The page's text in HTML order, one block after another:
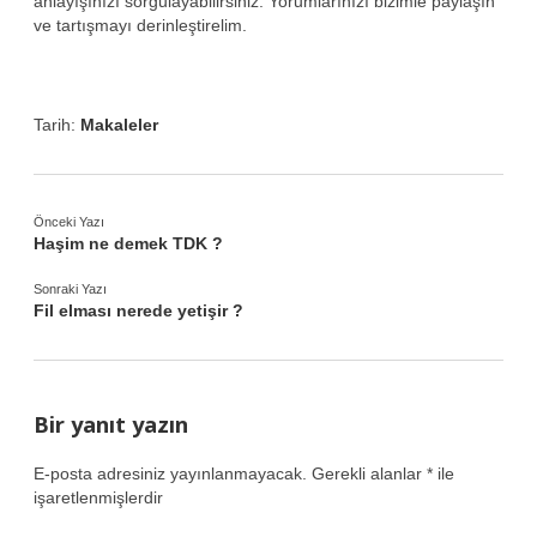
ve tartışmayı derinleştirelim.
Tarih: Makaleler
Önceki Yazı
Haşim ne demek TDK ?
Sonraki Yazı
Fil elması nerede yetişir ?
Bir yanıt yazın
E-posta adresiniz yayınlanmayacak. Gerekli alanlar * ile
işaretlenmişlerdir